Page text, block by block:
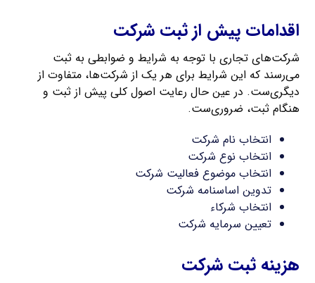
اقدامات پیش از ثبت شرکت
شرکت‌های تجاری با توجه به شرایط و ضوابطی به ثبت
می‌رسند که این شرایط برای هر یک از شرکت‌ها، متفاوت از
دیگری‌ست. در عین حال رعایت اصول کلی پیش از ثبت و
هنگام ثبت، ضروری‌ست.
انتخاب نام شرکت
انتخاب نوع شرکت
انتخاب موضوع فعالیت شرکت
تدوین اساسنامه شرکت
انتخاب شرکاء
تعیین سرمایه شرکت
هزینه ثبت شرکت